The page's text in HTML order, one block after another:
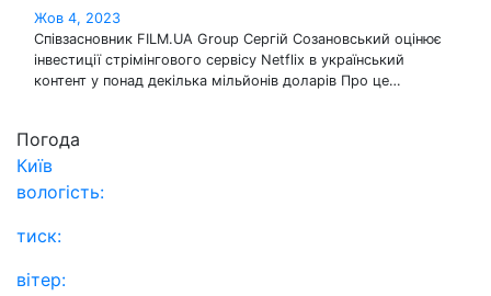
Жов 4, 2023
Співзасновник FILM.UA Group Сергій Созановський оцінює
інвестиції стрімінгового сервісу Netflix в український
контент у понад декілька мільйонів доларів Про це…
Погода
Київ
вологість:
тиск:
вітер: